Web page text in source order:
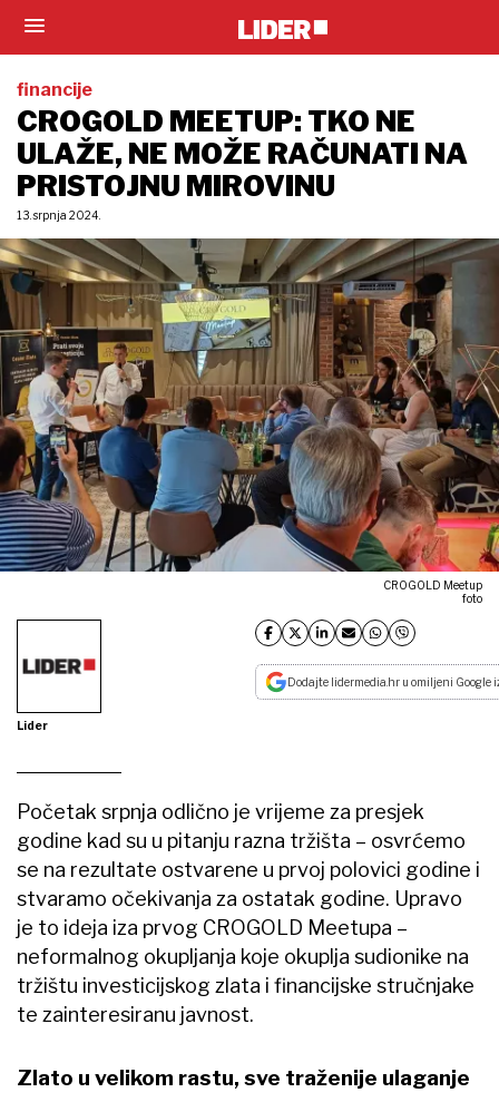
financije
CROGOLD MEETUP: TKO NE
ULAŽE, NE MOŽE RAČUNATI NA
PRISTOJNU MIROVINU
13. srpnja 2024.
CROGOLD Meetup
foto
Lider
Dodajte lidermedia.hr u omiljeni Google
Početak srpnja odlično je vrijeme za presjek
godine kad su u pitanju razna tržišta – osvrćemo
se na rezultate ostvarene u prvoj polovici godine i
stvaramo očekivanja za ostatak godine. Upravo
je to ideja iza prvog CROGOLD Meetupa –
neformalnog okupljanja koje okuplja sudionike na
tržištu investicijskog zlata i financijske stručnjake
te zainteresiranu javnost.
Zlato u velikom rastu, sve traženije ulaganje